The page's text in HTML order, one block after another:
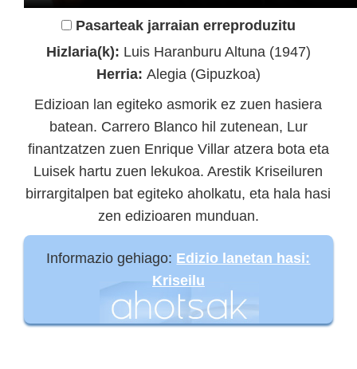
Pasarteak jarraian erreproduzitu
Hizlaria(k): Luis Haranburu Altuna (1947)
Herria: Alegia (Gipuzkoa)
Edizioan lan egiteko asmorik ez zuen hasiera
batean. Carrero Blanco hil zutenean, Lur
finantzatzen zuen Enrique Villar atzera bota eta
Luisek hartu zuen lekukoa. Arestik Kriseiluren
birrargitalpen bat egiteko aholkatu, eta hala hasi
zen edizioaren munduan.
Informazio gehiago: Edizio lanetan hasi:
Kriseilu